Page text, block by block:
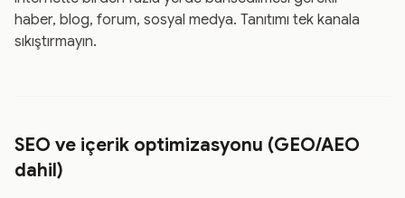
haber, blog, forum, sosyal medya. Tanıtımı tek kanala
sıkıştırmayın.
SEO ve içerik optimizasyonu (GEO/AEO
dahil)